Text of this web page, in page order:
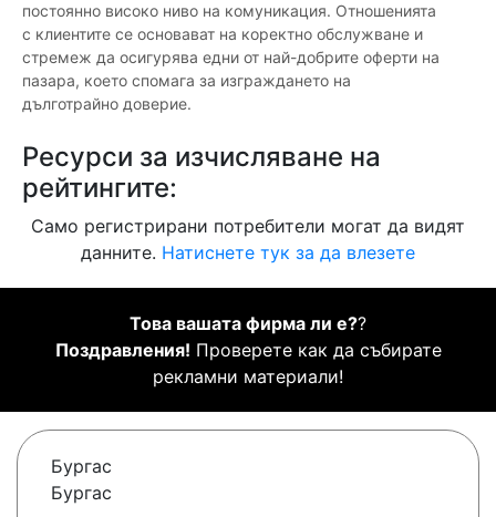
постоянно високо ниво на комуникация. Отношенията
с клиентите се основават на коректно обслужване и
стремеж да осигурява едни от най-добрите оферти на
пазара, което спомага за изграждането на
дълготрайно доверие.
Ресурси за изчисляване на
рейтингите:
Само регистрирани потребители могат да видят
данните. Натиснете тук за да влезете
Това вашата фирма ли е??
Поздравления! Проверете как да събирате
рекламни материали!
Бургас
Бургас